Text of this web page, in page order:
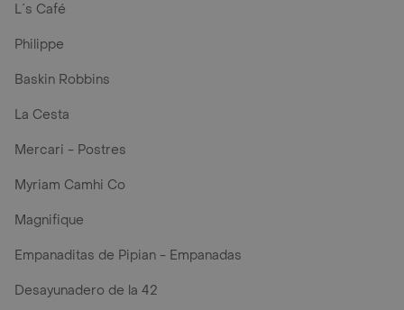
L´s Café
Philippe
Baskin Robbins
La Cesta
Mercari - Postres
Myriam Camhi Co
Magnifique
Empanaditas de Pipian - Empanadas
Desayunadero de la 42